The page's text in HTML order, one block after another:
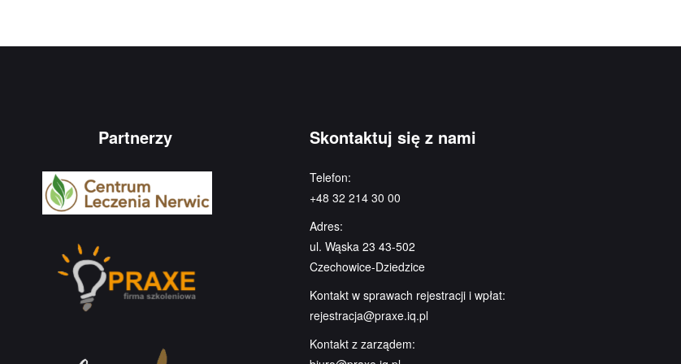
Partnerzy Skontaktuj się z nami
Telefon:
+48 32 214 30 00
Adres:
ul. Wąska 23 43-502
Czechowice-Dziedzice
Kontakt w sprawach rejestracji i wpłat:
rejestracja@praxe.iq.pl
Kontakt z zarządem: